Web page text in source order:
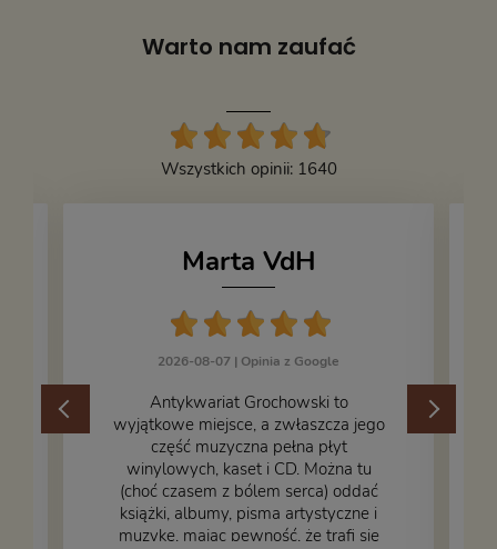
Warto nam zaufać
Wszystkich opinii: 1640
Marta VdH
2026-08-07 | Opinia z Google
​Antykwariat Grochowski to
wyjątkowe miejsce, a zwłaszcza jego
część muzyczna pełna płyt
winylowych, kaset i CD. Można tu
(choć czasem z bólem serca) oddać
książki, albumy, pisma artystyczne i
muzykę, mając pewność, że trafi się